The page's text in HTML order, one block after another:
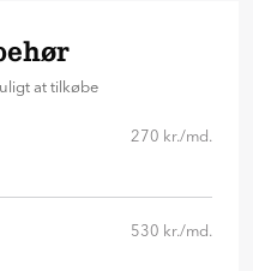
at tilkøbe
270 kr./md.
530 kr./md.